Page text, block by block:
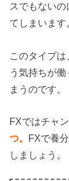
スでもない
てしまいます
このタイプ
う気持ちが
まうのです。
FXではチャ
つ。 FXで養
しましょう。